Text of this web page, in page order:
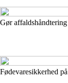
Gør
Fødevaresikkerhed